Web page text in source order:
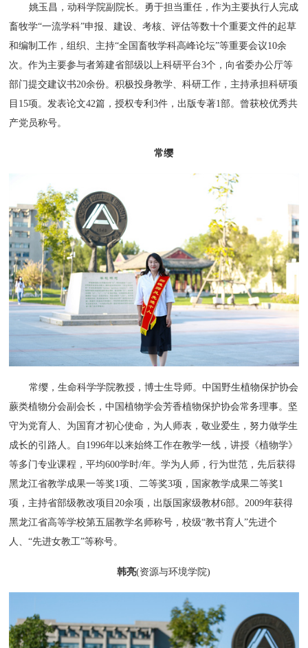
姚玉昌，动科学院副院长。勇于担当重任，作为主要执行人完成
畜牧学“一流学科”申报、建设、考核、评估等数十个重要文件的起草
和编制工作，组织、主持“全国畜牧学科高峰论坛”等重要会议10余
次。作为主要参与者筹建省部级以上科研平台3个，向省委办公厅等
部门提交建议书20余份。积极投身教学、科研工作，主持承担科研项
目15项。发表论文42篇，授权专利3件，出版专著1部。曾获校优秀共
产党员称号。
常缨
常缨，生命科学学院教授，博士生导师。中国野生植物保护协会
蕨类植物分会副会长，中国植物学会芳香植物保护协会常务理事。坚
守为党育人、为国育才初心使命，为人师表，敬业爱生，努力做学生
成长的引路人。自1996年以来始终工作在教学一线，讲授《植物学》
等多门专业课程，平均600学时/年。学为人师，行为世范，先后获得
黑龙江省教学成果一等奖1项、二等奖3项，国家教学成果二等奖1
项，主持省部级教改项目20余项，出版国家级教材6部。2009年获得
黑龙江省高等学校第五届教学名师称号，校级“教书育人”先进个
人、“先进女教工”等称号。
韩亮(资源与环境学院)